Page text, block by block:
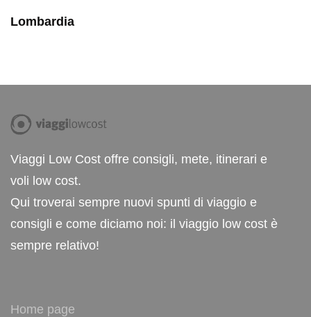
Lombardia
Viaggi Low Cost offre consigli, mete, itinerari e
voli low cost.
Qui troverai sempre nuovi spunti di viaggio e
consigli e come diciamo noi: il viaggio low cost è
sempre relativo!
Home page